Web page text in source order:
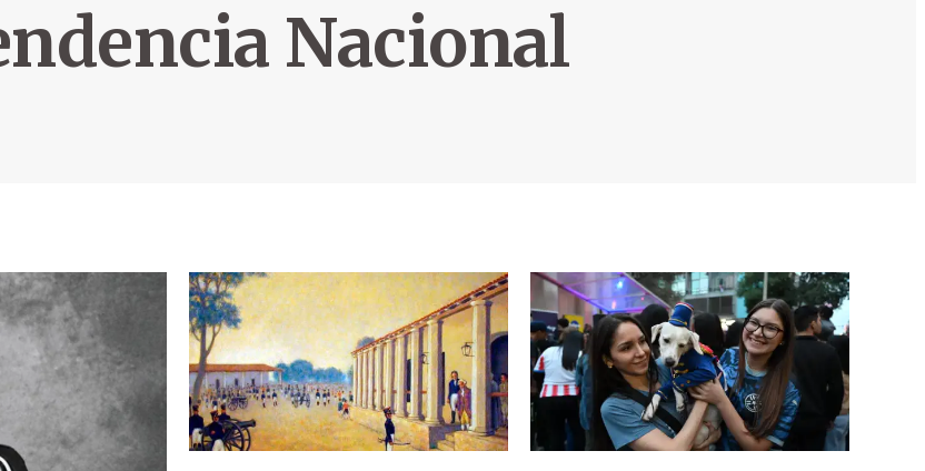
Nacional